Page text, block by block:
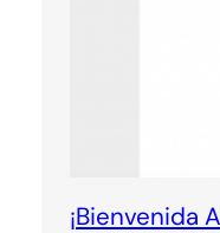
¡Bienvenida